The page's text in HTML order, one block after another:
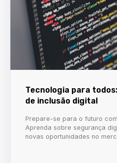
Tecnologia para
de inclusão digital
Prepare-se para o futuro
Aprenda sobre segurança
novas oportunidades no